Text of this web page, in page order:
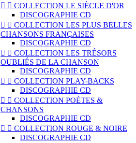
  COLLECTION LE SIÈCLE D'OR
DISCOGRAPHIE CD
  COLLECTION LES PLUS BELLES
CHANSONS FRANÇAISES
DISCOGRAPHIE CD
  COLLECTION LES TRÉSORS
OUBLIÉS DE LA CHANSON
DISCOGRAPHIE CD
  COLLECTION PLAY-BACKS
DISCOGRAPHIE CD
  COLLECTION POÈTES &
CHANSONS
DISCOGRAPHIE CD
  COLLECTION ROUGE & NOIRE
DISCOGRAPHIE CD